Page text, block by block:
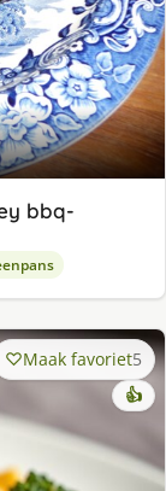
bbq-
Maak favoriet5
👍